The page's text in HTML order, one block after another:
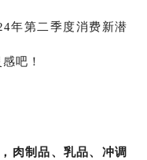
年第二季度消费新潜
吧！
肉制品、乳品、冲调